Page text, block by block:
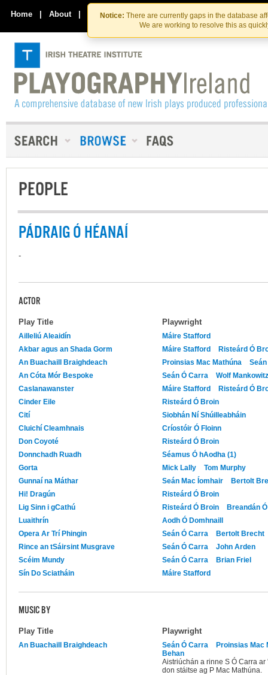
Skip
to
the
content
Skip
to
content
Notice: There are currently gaps in the database
We are working to resolve this as
Home | About | Contact Us
PEOPLE
PÁDRAIG Ó HÉANAÍ
-
ACTOR
Play Title Playwright
Ailleliú Aleaidín
Máire Stafford
Akbar agus an Shada Gorm
Máire Stafford
Risteárd Ó
An Buachaill Braighdeach
Proinsias Mac Mathúna
An Cóta Mór Bespoke
Seán Ó Carra
Wolf Mankowitz
Caslanawanster
Máire Stafford
Risteárd Ó
Cinder Eile
Risteárd Ó Broin
Cití
Siobhán Ní Shúilleabháin
Cluichí Cleamhnais
Críostóir Ó Floinn
Don Coyoté
Risteárd Ó Broin
Donnchadh Ruadh
Séamus Ó hAodha (1)
Gorta
Mick Lally
Tom Murphy
Gunnaí na Máthar
Seán Mac Íomhair
Bertolt
Hi! Dragún
Risteárd Ó Broin
Lig Sinn i gCathú
Risteárd Ó Broin
Breandán
Luaithrín
Aodh Ó Domhnaill
Opera Ar Trí Phingin
Seán Ó Carra
Bertolt Brecht
Rince an tSáirsint Musgrave
Seán Ó Carra
John Arden
Scéim Mundy
Seán Ó Carra
Brian Friel
Sín Do Sciatháin
Máire Stafford
MUSIC BY
Play Title Playwright
An Buachaill Braighdeach Seán Ó Carra
Proinsias Mac
Behan
Aistriúchán a rinne S Ó Carra
don stáitse ag P Mac Mathúna.